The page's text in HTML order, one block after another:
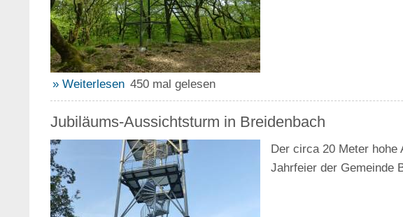
» Weiterlesen 450 mal gelesen
Jubiläums-Aussichtsturm in Breidenbach
Der circa 20 Meter hohe
Jahrfeier der Gemeinde